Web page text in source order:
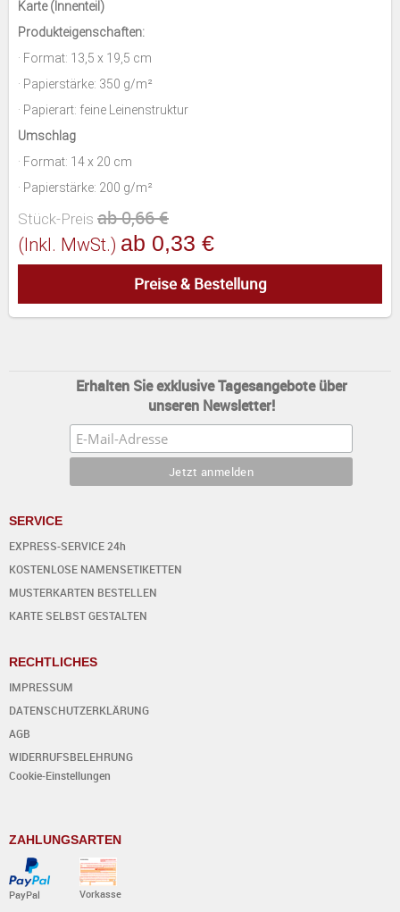
Karte (Innenteil)
Produkteigenschaften:
· Format: 13,5 x 19,5 cm
· Papierstärke: 350 g/m²
· Papierart: feine Leinenstruktur
Umschlag
· Format: 14 x 20 cm
· Papierstärke: 200 g/m²
Stück-Preis ab 0,66 €
(inkl. MwSt.) ab 0,33 €
Preise & Bestellung
Erhalten Sie exklusive Tagesangebote über
unseren Newsletter!
SERVICE
EXPRESS-SERVICE 24h
KOSTENLOSE NAMENSETIKETTEN
MUSTERKARTEN BESTELLEN
KARTE SELBST GESTALTEN
RECHTLICHES
IMPRESSUM
DATENSCHUTZERKLÄRUNG
AGB
WIDERRUFSBELEHRUNG
Cookie-Einstellungen
ZAHLUNGSARTEN
PayPal Vorkasse